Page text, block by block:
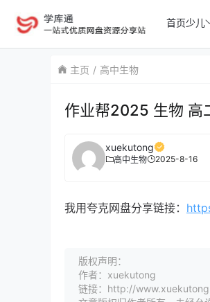
首页少儿
主页 高中生物
作业帮2025 生物 高
xuekutong
高中生物 2025-8-16
我用夸克网盘分享链接：
版权声明：
作者：xuekutong
链接：http://